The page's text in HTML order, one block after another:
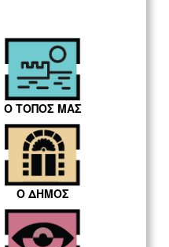
Ο ΤΟΠΟΣ ΜΑΣ
Ο ΔΗΜΟΣ